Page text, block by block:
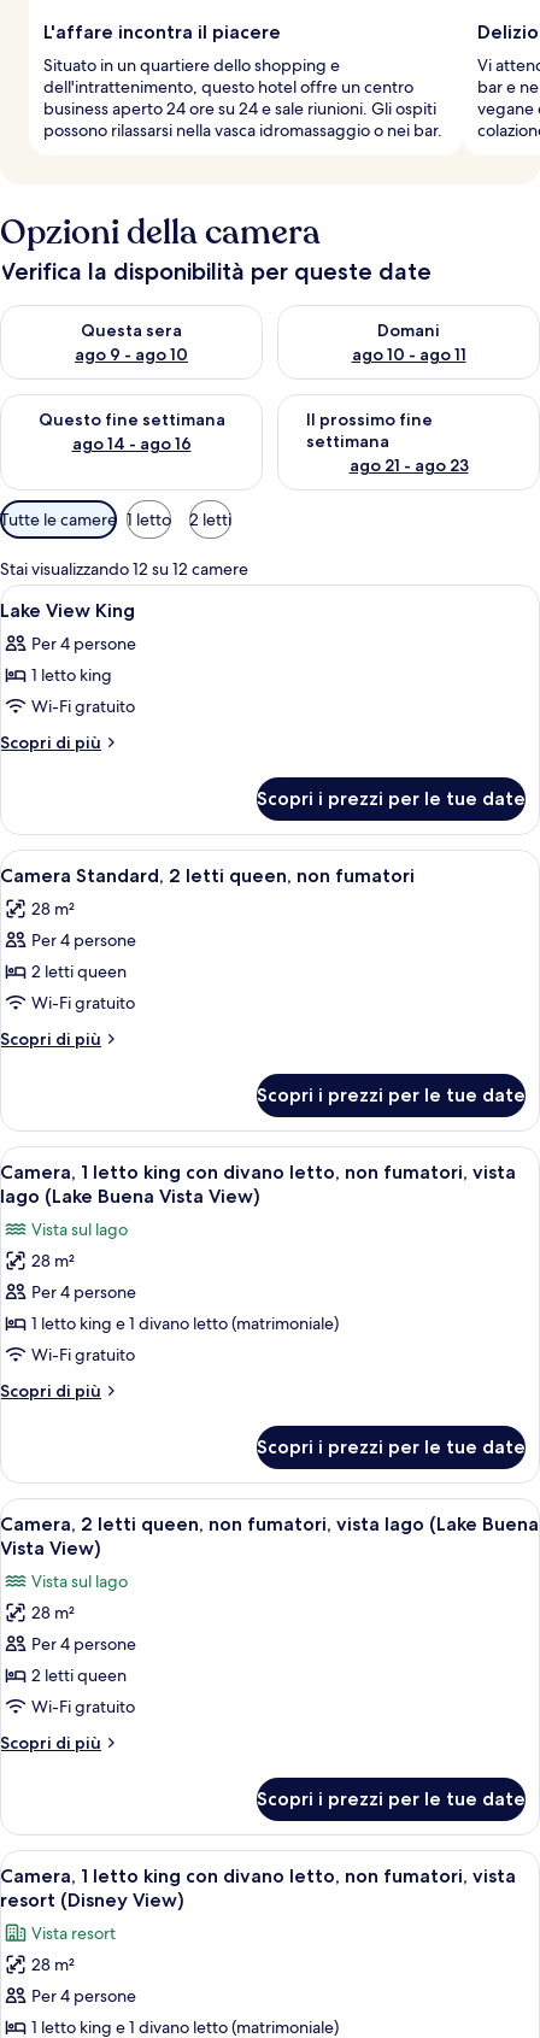
L'affare incontra il piacere
Situato in un quartiere dello shopping e
dell'intrattenimento, questo hotel offre un centro
business aperto 24 ore su 24 e sale riunioni. Gli ospiti
possono rilassarsi nella vasca idromassaggio o nei bar.
Vi
bar e
vegane
Opzioni della camera
Verifica la disponibilità per queste date
Questa sera
ago 9 - ago 10
Verifica la disponibilità per questa sera, ago 9 - ago 10
Domani
ago 10 - ago 11
Verifica la disponibilità per
Questo fine settimana
ago 14 - ago 16
Verifica la disponibilità per questo fine settimana, ago 14 -
Il prossimo fine
settimana
ago 21 - ago 23
Verifica la disponibilità per il
Filtri
disponibili
per
le
camere
Tutte le camere 1 letto 2 letti
Stai visualizzando 12 su 12 camere
Apri
tutte
le
foto
per
Lake
Camera d'albergo con un letto, una
13
Lake View King
Per 4 persone
1 letto king
Wi-Fi gratuito
Scopri di più
Altri
View
King
Scopri i prezzi per le tue date
Apri
tutte
le
foto
per
Camera
Standard,
2
queen,
non
fumatori
Una camera d'albergo con due letti,
3
Camera Standard, 2 letti queen, non fumatori
28 m²
Per 4 persone
2 letti queen
Wi-Fi gratuito
Scopri di più
Altri
Standard,
letti
queen,
non
fumatori
Scopri i prezzi per le tue date
Apri
tutte
le
foto
per
Camera,
1
letto
king
con
letto,
non
fumatori,
vista
lago
(Lake
Buena
Vista
View)
Una camera d'albergo con un letto
4
Camera, 1 letto king con divano letto, non fumatori, vista
lago (Lake Buena Vista View)
Vista sul lago
28 m²
Per 4 persone
1 letto king e 1 divano letto (matrimoniale)
Wi-Fi gratuito
Scopri di più
Altri
1
letto
king
con
letto,
non
fumatori,
vista
lago
Buena
Vista
View)
Scopri i prezzi per le tue date
Apri
tutte
foto
per
Camera,
2
letti
queen,
non
vista
lago
(Lake
Buena
Vista
View)
Una camera d'albergo con due letti,
4
Camera, 2 letti queen, non fumatori, vista lago (Lake Buena
Vista View)
Vista sul lago
28 m²
Per 4 persone
2 letti queen
Wi-Fi gratuito
Scopri di più
Altri
2
letti
queen,
non
fumatori,
vista
lago
(Lake
Buena
Vista
Scopri i prezzi per le tue date
Apri
tutte
le
foto
per
Camera,
1
Una camera d'albergo con un letto
4
Camera, 1 letto king con divano letto, non fumatori, vista
resort (Disney View)
Vista resort
28 m²
Per 4 persone
1 letto king e 1 divano letto (matrimoniale)